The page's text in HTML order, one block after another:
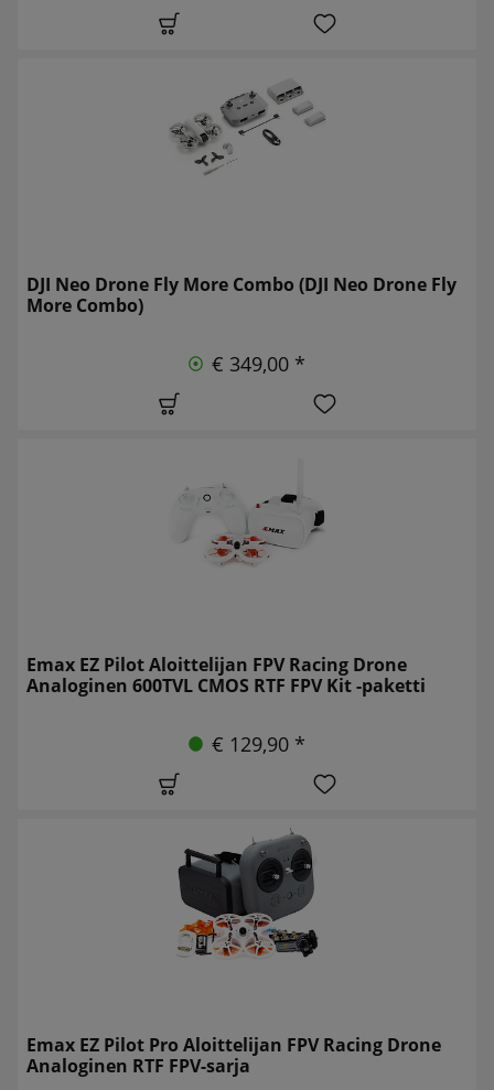
DJI Neo Drone Fly More Combo (DJI Neo Drone Fly
More Combo)
€ 349,00 *
Emax EZ Pilot Aloittelijan FPV Racing Drone
Analoginen 600TVL CMOS RTF FPV Kit -paketti
€ 129,90 *
Emax EZ Pilot Pro Aloittelijan FPV Racing Drone
Analoginen RTF FPV-sarja